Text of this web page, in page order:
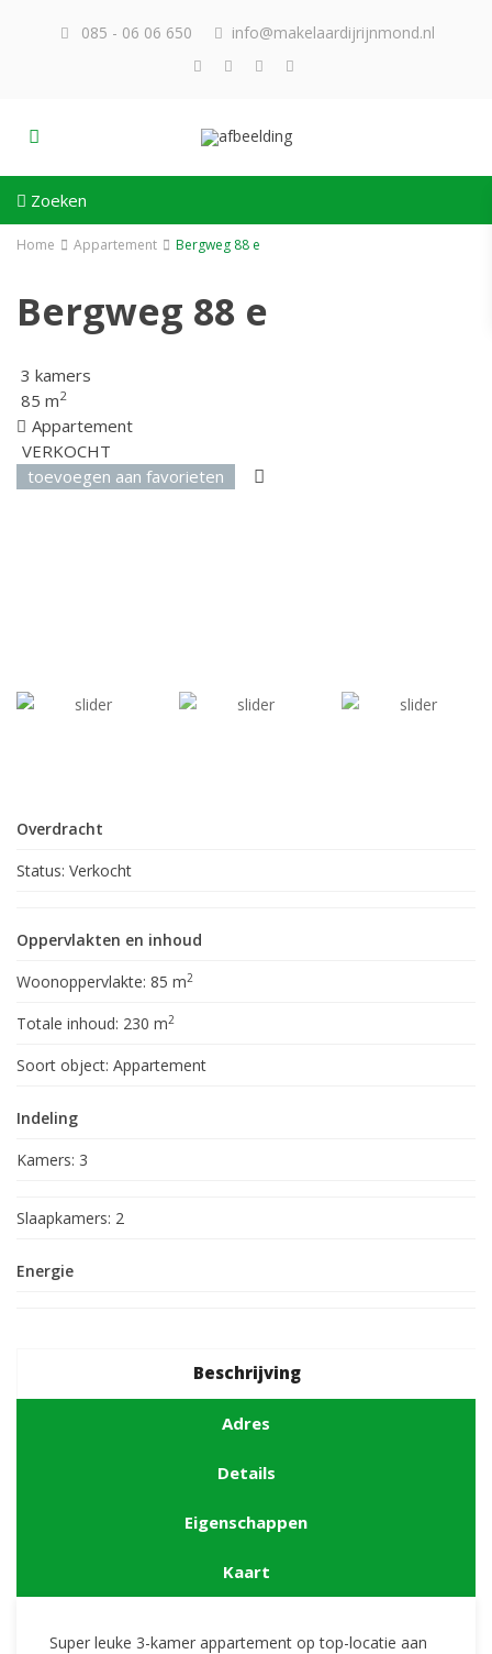
085 - 06 06 650 info@makelaardijrijnmond.nl
Zoeken
Home Appartement Bergweg 88 e
Bergweg 88 e
3 kamers
85 m2
Appartement
VERKOCHT
toevoegen aan favorieten
Overdracht
Status: Verkocht
Oppervlakten en inhoud
Woonoppervlakte: 85 m2
Totale inhoud: 230 m2
Soort object: Appartement
Indeling
Kamers: 3
Slaapkamers: 2
Energie
Beschrijving
Adres
Details
Eigenschappen
Kaart
Super leuke 3-kamer appartement op top-locatie aan